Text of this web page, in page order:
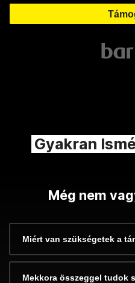
Gyakran
Még nem
Miért van szükségetek a
Mekkora összeggel tudok